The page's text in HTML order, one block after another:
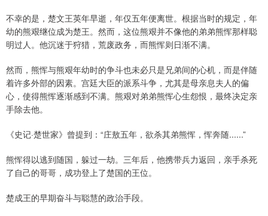
不幸的是，楚文王英年早逝，年仅五年便离世。根据当时的规定，年
幼的熊艰继位成为楚王。然而，这位熊艰并不像他的弟弟熊恽那样聪
明过人。他沉迷于狩猎，荒废政务，而熊恽则日渐不满。
然而，熊恽与熊艰年幼时的争斗也未必只是兄弟间的心机，而是伴随
着许多外部的因素。宫廷大臣的派系斗争，尤其是母亲息夫人的偏
心，使得熊恽逐渐感到不满。熊艰对弟弟熊恽心生怨恨，最终决定亲
手除去他。
《史记·楚世家》曾提到：“庄敖五年，欲杀其弟熊恽，恽奔随......”
熊恽得以逃到随国，躲过一劫。三年后，他携带兵力返回，亲手杀死
了自己的哥哥，成功登上了楚国的王位。
楚成王的早期奋斗与聪慧的政治手段。